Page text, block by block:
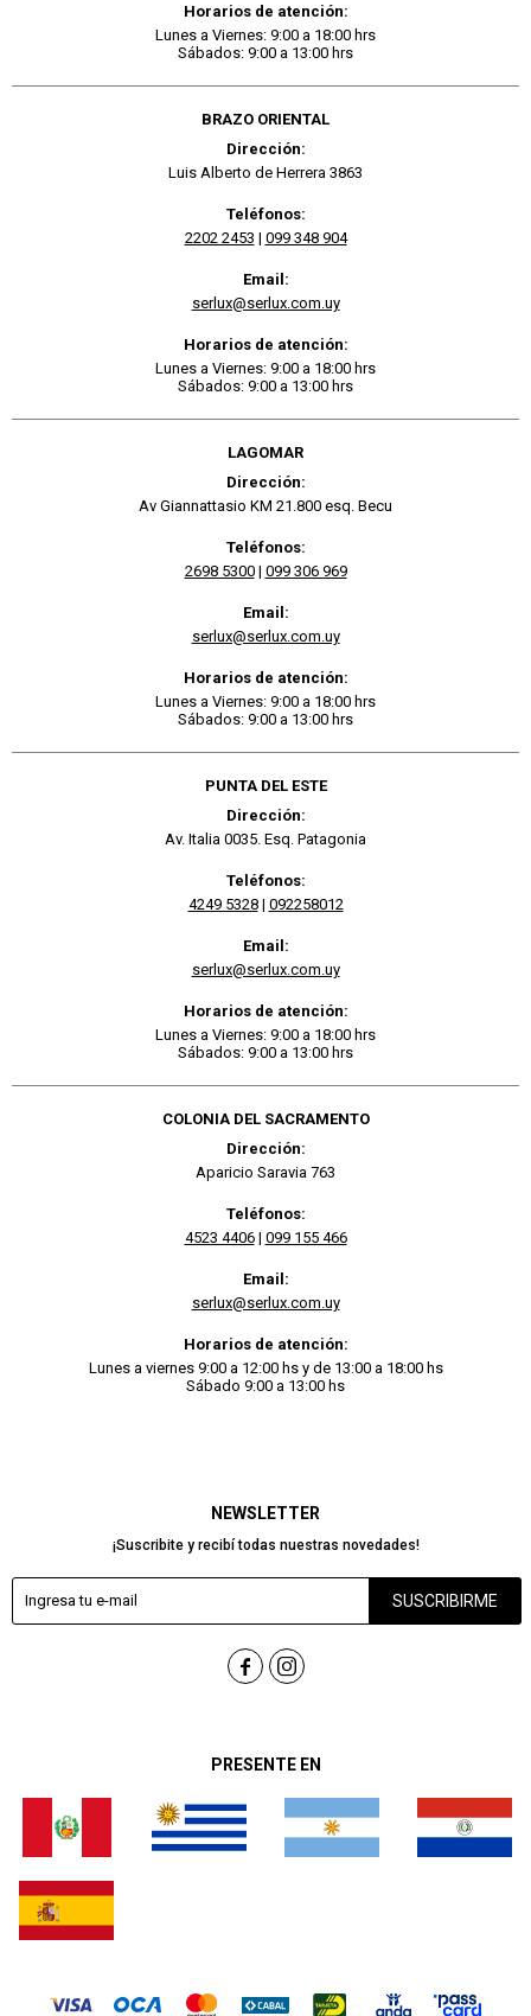
PRESENTE EN
NEWSLETTER
¡Suscribite y recibí todas nuestras novedades!
SUSCRIBIRME
 
Horarios de atención:
Lunes a Viernes: 9:00 a 18:00 hrs
Sábados: 9:00 a 13:00 hrs
BRAZO ORIENTAL
Dirección:
Luis Alberto de Herrera 3863
Teléfonos:
2202 2453 | 099 348 904
Email:
serlux@serlux.com.uy
Horarios de atención:
Lunes a Viernes: 9:00 a 18:00 hrs
Sábados: 9:00 a 13:00 hrs
LAGOMAR
Dirección:
Av Giannattasio KM 21.800 esq. Becu
Teléfonos:
2698 5300| 099 306 969
Email:
serlux@serlux.com.uy
Horarios de atención:
Lunes a Viernes: 9:00 a 18:00 hrs
Sábados: 9:00 a 13:00 hrs
PUNTA DEL ESTE
Dirección:
Av. Italia 0035. Esq. Patagonia
Teléfonos:
4249 5328| 092258012
Email:
serlux@serlux.com.uy
Horarios de atención:
Lunes a Viernes: 9:00 a 18:00 hrs
Sábados: 9:00 a 13:00 hrs
COLONIA DEL SACRAMENTO
Dirección:
Aparicio Saravia 763
Teléfonos:
4523 4406| 099 155 466
Email:
serlux@serlux.com.uy
Horarios de atención:
Lunes a viernes 9:00 a 12:00 hs y de 13:00 a 18:00 hs
Sábado 9:00 a 13:00 hs